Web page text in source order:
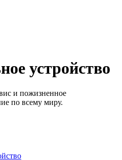
устройство
и пожизненное
по всему миру.